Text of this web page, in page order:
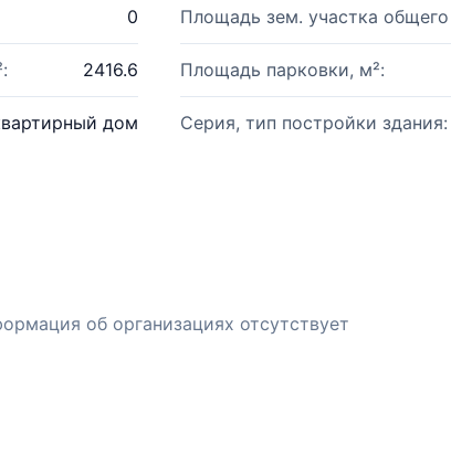
0 Площадь зем. участка
2416.6 Площадь парковки, м²:
дом Серия, тип постройки здания:
об организациях отсутствует